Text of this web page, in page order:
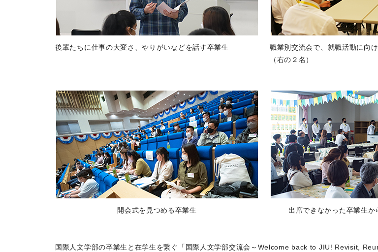
後輩たちに仕事の大変さ、やりがいなどを話す卒業生
職業別交流会で、就職活動に向
（右の２名）
開会式を見つめる卒業生 出席できなかった卒業生か
国際人文学部の卒業生と在学生を繋ぐ「国際人文学部交流会～Welcome back to JIU! Revisit,